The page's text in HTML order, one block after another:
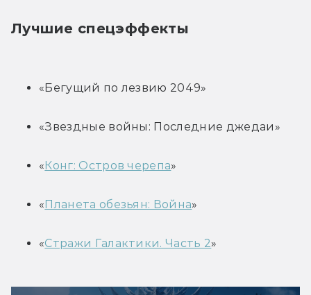
Лучшие спецэффекты
«Бегущий по лезвию 2049»
«Звездные войны: Последние джедаи»
«Конг: Остров черепа»
«Планета обезьян: Война»
«Стражи Галактики. Часть 2»